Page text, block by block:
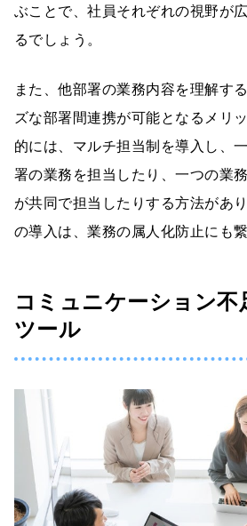
ぶことで、社員それぞれの視野が
るでしょう。
また、他部署の業務内容を理解す
ズな部署間連携が可能となるメリ
的には、マルチ担当制を導入し、
署の業務を担当したり、一つの業
が共同で担当したりする方法があ
の導入は、業務の属人化防止にも繋
コミュニケーション不
ツール